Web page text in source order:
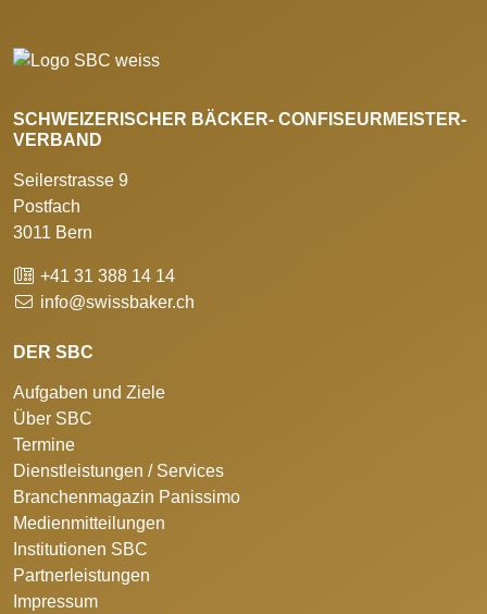
SCHWEIZERISCHER BÄCKER- CONFISEURMEISTER-
VERBAND
Seilerstrasse 9
Postfach
3011 Bern
+41 31 388 14 14
info@swissbaker.ch
DER SBC
Aufgaben und Ziele
Über SBC
Termine
Dienstleistungen / Services
Branchenmagazin Panissimo
Medienmitteilungen
Institutionen SBC
Partnerleistungen
Impressum